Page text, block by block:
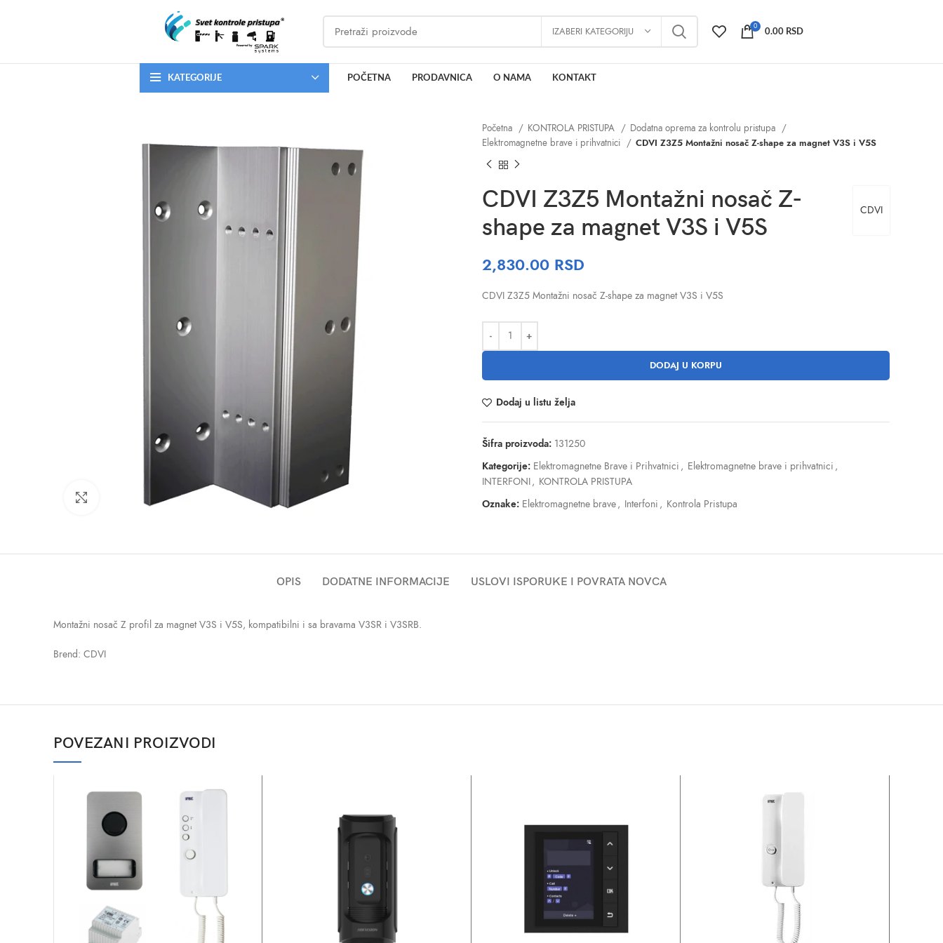
IZABERI KATEGORIJU 0
0.00 RSD
KATEGORIJE POČETNA PRODAVNICA O NAMA KONTAKT
Početna KONTROLA PRISTUPA
Dodatna oprema za kontrolu pristupa
Elektromagnetne brave i prihvatnici
CDVI Z3Z5 Montažni nosač Z-shape za magnet V3S i V5S
CDVI
CDVI Z3Z5 Montažni nosač Z-
shape za magnet V3S i V5S
2,830.00 RSD
CDVI Z3Z5 Montažni nosač Z-shape za magnet V3S i V5S
DODAJ U KORPU
Dodaj u listu želja
Šifra proizvoda: 131250
Kategorije: Elektromagnetne Brave i Prihvatnici , Elektromagnetne brave i prihvatnici ,
INTERFONI, KONTROLA PRISTUPA
Oznake: Elektromagnetne brave, Interfoni , Kontrola Pristupa
OPIS DODATNE INFORMACIJE USLOVI ISPORUKE I POVRATA NOVCA
Montažni nosač Z profil za magnet V3S i V5S, kompatibilni i sa bravama V3SR i V3SRB.
Brend: CDVI
POVEZANI PROIZVODI